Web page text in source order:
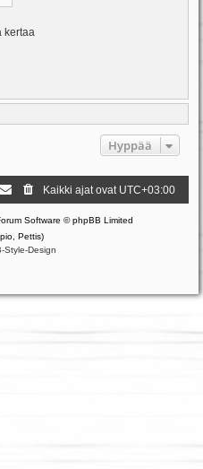
kertaa
Hyppää
Kaikki ajat ovat UTC+03:00
Software © phpBB Limited
Pettis)
Style-Design